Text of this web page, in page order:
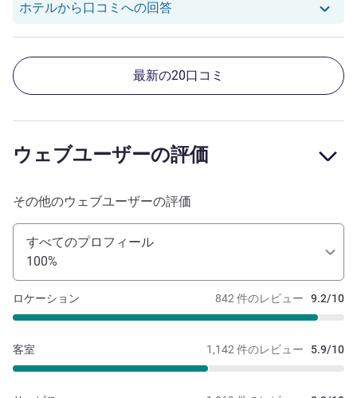
ホテルから口コミへの回答Natsu Y. さんのレビューへのホ
最新の20口コミ
ウェブユーザーの評価
その他のウェブユーザーの評価
すべてのプロフィール
100%
842 件のレビュー 9.2/10
ロケーション
1,142 件のレビュー 5.9/10
客室